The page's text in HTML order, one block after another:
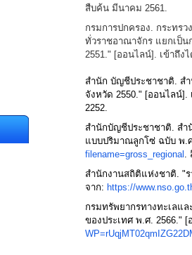
สืบค้น มีนาคม 2561.
กรมการปกครอง. กระทร
ทั่วราชอาณาจักร แยกเป็
2551." [ออนไลน์]. เข้าถึง
สำนัก บัญชีประชาชาติ. ส
จังหวัด 2550." [ออนไลน์].
2252.
สำนักบัญชีประชาชาติ. ส
แบบปริมาณลูกโซ่ ฉบับ พ.
filename=gross_regional .
สำนักงานสถิติแห่งชาติ. "ร
จาก: https://
กรมทรัพยากรทางทะเลแ
ของประเทศ พ.ศ. 2566."